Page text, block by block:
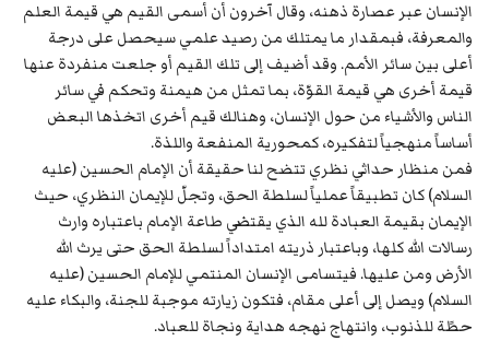
الإنسان عبر عصارة ذهنه، وقال آخرون أن أسمى القيم هي قيمة العلم
والمعرفة، فبمقدار ما يمتلك من رصيد علمي سيحصل على درجة
أعلى بين سائر الأمم. وقد أضيف إلى تلك القيم أو جلعت منفردة عنها
قيمة أخرى هي قيمة القوّة، بما تمثل من هيمنة وتحكم في سائر
الناس والأشياء من حول الإنسان، وهنالك قيم أخرى اتخذها البعض
أساساً منهجياً لتفكيره، كمحورية المنفعة واللذة.
فمن منظار حداثي نظري تتضح لنا حقيقة أن الإمام الحسين (عليه
السلام) كان تطبيقاً عملياً لسلطة الحق، وتجلّ للإيمان النظري، حيث
الإيمان بقيمة العبادة لله الذي يقتضي طاعة الإمام باعتباره وارث
رسالات الله كلها، وباعتبار ذريته امتداداً لسلطة الحق حتى يرث الله
الأرض ومن عليها. فيتسامى الإنسان المنتمي للإمام الحسين (عليه
السلام) ويصل إلى أعلى مقام، فتكون زيارته موجبة للجنة، والبكاء عليه
حطًة للذنوب، وانتهاج نهجه هداية ونجاة للعباد.